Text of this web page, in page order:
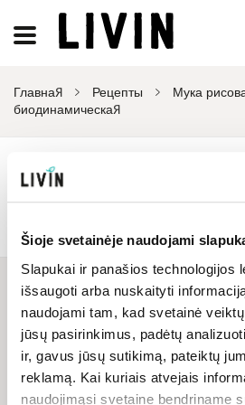
Šioje svetainėje naudojami
Slapukai ir panašios technologijos
išsaugoti arba nuskaityti
naudojami tam, kad svetainė
jūsų pasirinkimus, padėtų
ir, gavus jūsų sutikimą, pateiktų
reklamą. Kai kuriais atvejais
naudojimąsi svetaine bendriname
Главная Рецепты
Мука
биодинамическая
"Мука рисовая,
СТАНЬ НАШИМ
ЭЛЕКТРОННОЙ